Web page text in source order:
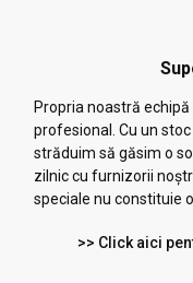
Propria noastră
profesional. Cu un
străduim să găsim o
zilnic cu furnizorii
speciale nu constituie
>> Click aici